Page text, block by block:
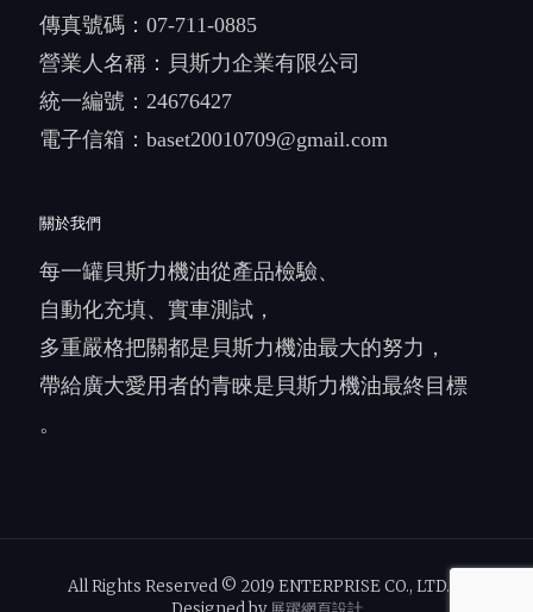
傳真號碼：07-711-0885
營業人名稱：貝斯力企業有限公司
統一編號：24676427
電子信箱： baset20010709@gmail.com
關於我們
每一罐貝斯力機油從產品檢驗、
自動化充填、實車測試，
多重嚴格把關都是貝斯力機油最大的努力，
帶給廣大愛用者的青睞是貝斯力機油最終目標
。
All Rights Reserved © 2019 ENTERPRISE CO., LTD.｜